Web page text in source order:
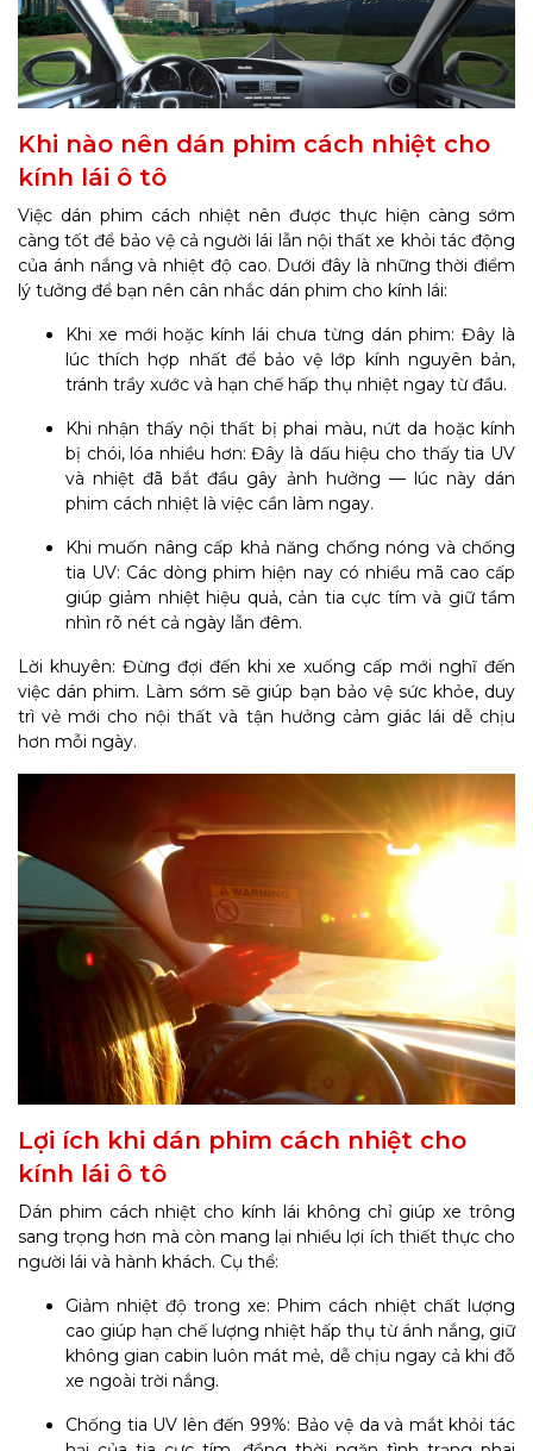
Khi nào nên dán phim cách nhiệt cho
kính lái ô tô
Việc dán phim cách nhiệt nên được thực hiện càng sớm
càng tốt để bảo vệ cả người lái lẫn nội thất xe khỏi tác động
của ánh nắng và nhiệt độ cao. Dưới đây là những thời điểm
lý tưởng để bạn nên cân nhắc dán phim cho kính lái:
Khi xe mới hoặc kính lái chưa từng dán phim: Đây là
lúc thích hợp nhất để bảo vệ lớp kính nguyên bản,
tránh trầy xước và hạn chế hấp thụ nhiệt ngay từ đầu.
Khi nhận thấy nội thất bị phai màu, nứt da hoặc kính
bị chói, lóa nhiều hơn: Đây là dấu hiệu cho thấy tia UV
và nhiệt đã bắt đầu gây ảnh hưởng — lúc này dán
phim cách nhiệt là việc cần làm ngay.
Khi muốn nâng cấp khả năng chống nóng và chống
tia UV: Các dòng phim hiện nay có nhiều mã cao cấp
giúp giảm nhiệt hiệu quả, cản tia cực tím và giữ tầm
nhìn rõ nét cả ngày lẫn đêm.
Lời khuyên: Đừng đợi đến khi xe xuống cấp mới nghĩ đến
việc dán phim. Làm sớm sẽ giúp bạn bảo vệ sức khỏe, duy
trì vẻ mới cho nội thất và tận hưởng cảm giác lái dễ chịu
hơn mỗi ngày.
Lợi ích khi dán phim cách nhiệt cho
kính lái ô tô
Dán phim cách nhiệt cho kính lái không chỉ giúp xe trông
sang trọng hơn mà còn mang lại nhiều lợi ích thiết thực cho
người lái và hành khách. Cụ thể:
Giảm nhiệt độ trong xe: Phim cách nhiệt chất lượng
cao giúp hạn chế lượng nhiệt hấp thụ từ ánh nắng, giữ
không gian cabin luôn mát mẻ, dễ chịu ngay cả khi đỗ
xe ngoài trời nắng.
Chống tia UV lên đến 99%: Bảo vệ da và mắt khỏi tác